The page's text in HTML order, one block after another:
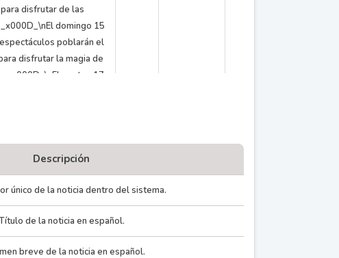
disfrutar de las
domingo 15
poblarán el
disfrutar la magia de
martes 17
del Parque
Cielo”, recorrerán
de comedia
19, la Poesía y la Música
centenario, y el
posibilitará a los mini
para toda la familia
de BAFICI. El
2012-
01-02
Descripción
único de la noticia dentro del sistema.
de la noticia en español.
breve de la noticia en español.